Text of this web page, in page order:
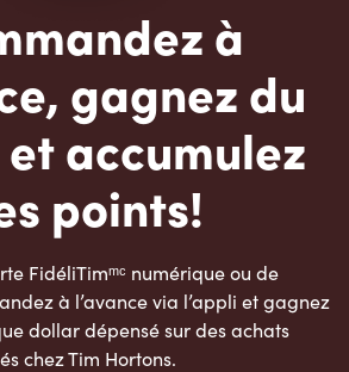
à
gagnez du
accumulez
points!
FidéliTimᵐᶜ numérique ou de
à l’avance via l’appli et gagnez
dollar dépensé sur des achats
chez Tim Hortons.